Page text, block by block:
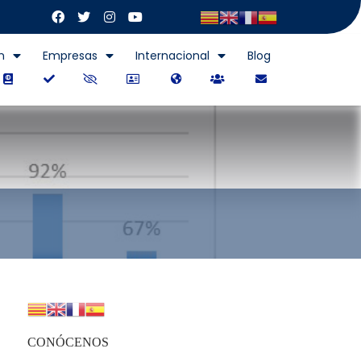
Empresas Internacional Blog
CONÓCENOS